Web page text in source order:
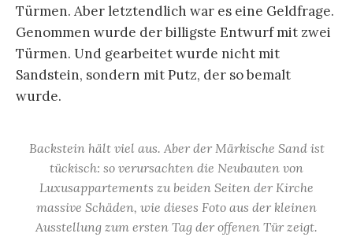
Türmen. Aber letztendlich war es eine Geldfrage.
Genommen wurde der billigste Entwurf mit zwei
Türmen. Und gearbeitet wurde nicht mit
Sandstein, sondern mit Putz, der so bemalt
wurde.
Backstein hält viel aus. Aber der Märkische Sand ist
tückisch: so verursachten die Neubauten von
Luxusappartements zu beiden Seiten der Kirche
massive Schäden, wie dieses Foto aus der kleinen
Ausstellung zum ersten Tag der offenen Tür zeigt.